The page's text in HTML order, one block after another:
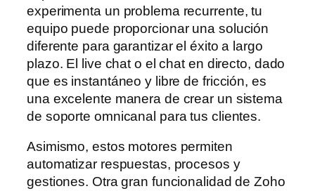
experimenta un problema recurrente, tu
equipo puede proporcionar una solución
diferente para garantizar el éxito a largo
plazo. El live chat o el chat en directo, dado
que es instantáneo y libre de fricción, es
una excelente manera de crear un sistema
de soporte omnicanal para tus clientes.
Asimismo, estos motores permiten
automatizar respuestas, procesos y
gestiones. Otra gran funcionalidad de Zoho